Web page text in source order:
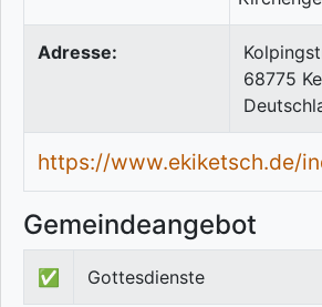
Adresse:
68775
https://www.ekiketsch.de/
Gemeindeangebot
✅ Gottesdienste